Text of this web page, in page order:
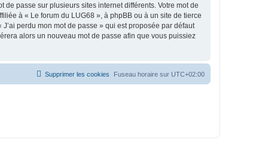
passe sur plusieurs sites internet différents. Votre mot de
à « Le forum du LUG68 », à phpBB ou à un site de tierce
perdu mon mot de passe » qui est proposée par défaut
alors un nouveau mot de passe afin que vous puissiez
Fuseau horaire sur UTC+02:00
Supprimer les cookies